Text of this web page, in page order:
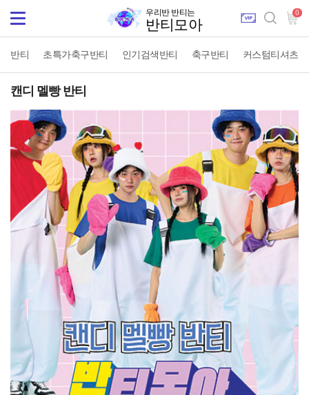
Toggle
navigation
0
우리반 반티는
반티모아
반티 초특가축구반티 인기검색반티 축구반티 커스텀티셔츠
캔디 멜빵 반티